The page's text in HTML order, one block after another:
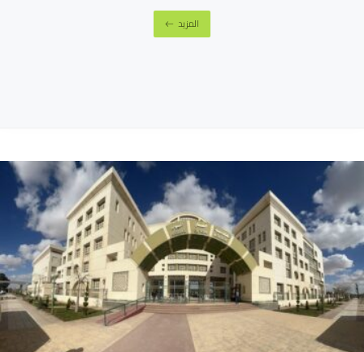
المزيد